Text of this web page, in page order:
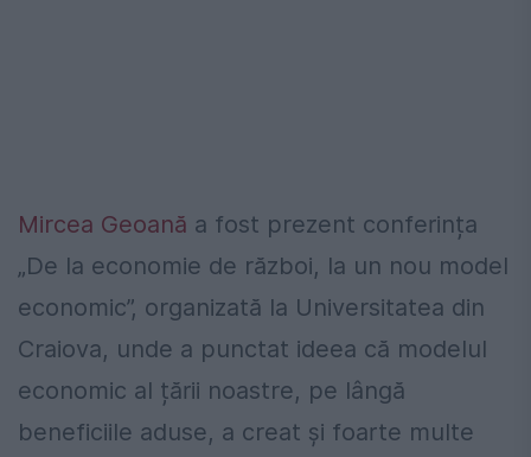
Mircea Geoană a fost prezent conferința
„De la economie de război, la un nou model
economic”, organizată la Universitatea din
Craiova, unde a punctat ideea că modelul
economic al țării noastre, pe lângă
beneficiile aduse, a creat și foarte multe